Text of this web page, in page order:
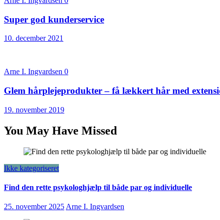
Super god kunderservice
10. december 2021
Arne I. Ingvardsen 0
Glem hårplejeprodukter – få lækkert hår med
19. november 2019
You May Have Missed
Ikke kategoriseret
Find den rette psykologhjælp til både par og individuelle
25. november 2025 Arne I. Ingvardsen